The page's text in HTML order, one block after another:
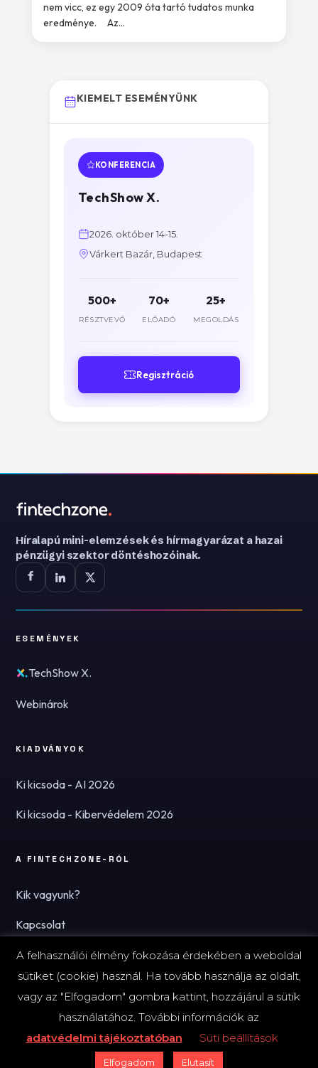
nem vicc, ez egy 2009 óta tartó tudatos munka
eredménye. Az...
KIEMELT ESEMÉNYÜNK
KONFERENCIA
TechShow X.
2026. október 14-15.
Várkert Bazár, Budapest
500+
RÉSZTVEVŐ
70+
ELŐADÓ
25+
MEGOLDÁS
Regisztráció
Híralapú mini-elemzések és hírmagyarázat a hazai
pénzügyi szektor döntéshozóinak.
ESEMÉNYEK
TechShow X.
Webinárok
KIADVÁNYOK
Ki kicsoda - AI 2026
Ki kicsoda - Kibervédelem 2026
A FINTECHZONE-RÓL
Kik vagyunk?
Kapcsolat
Hírlevél
© 2026 FinTechZone.hu - A FinTech Group Kft.
Adatvédelmi tájékoztató (PDF)Süti-beállítások
A felhasználói élmény fokozása érdekében a weboldal
sütiket (cookie) használ. Ha tovább használja az oldalt,
vagy az "Elfogadom" gombra kattint, hozzájárul a sütik
használatához. További információk az
adatvédelmi tájékoztatóban
Süti beállítások
Elfogadom Elutasít